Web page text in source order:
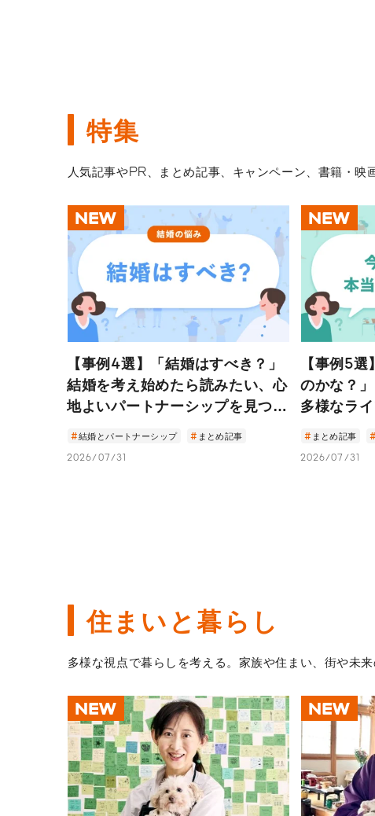
特集
人気記事やPR、まとめ記事、キャンペーン、書籍・映
NEW
【事例4選】「結婚はすべき？」
結婚を考え始めたら読みたい、心
地よいパートナーシップを見つけ
結婚とパートナーシップ まとめ記事
2026/07/31
NEW
【事例5
のかな？
多様なラ
まとめ記事
2026/07/31
住まいと暮らし
多様な視点で暮らしを考える。家族や住まい、街や未
NEW NEW